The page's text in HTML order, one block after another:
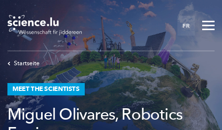
to
main
content
FR
Startseite
MEET THE SCIENTISTS
Miguel Olivares, Robotics